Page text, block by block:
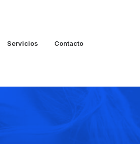
Servicios Contacto